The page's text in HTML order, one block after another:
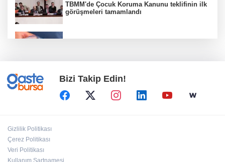
TBMM'de Çocuk Koruma Kanunu teklifinin ilk
görüşmeleri tamamlandı
Bizi Takip Edin!
Gizlilik Politikası
Çerez Politikası
Veri Politikası
Kullanım Şartnamesi